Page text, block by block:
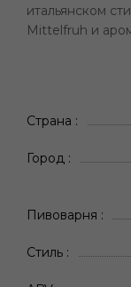
итальянском
Mittelfruh и
Страна
Город
Пивоварня
Стиль